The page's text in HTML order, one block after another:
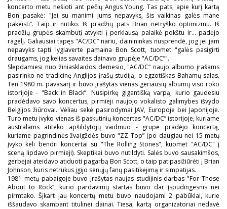
koncerto metu nešioti ant pečių Angus Young. Tas pats, apie kurį kartą
Bon pasakė: "Jei su manimi jums nepavyks, šis vaikinas galės mane
pakeisti”. Taip ir nutiko. Iš pradžių pats Brian netryško optimizmu. Iš
pradžių grupės skambutį atvykti į perklausą palaikė pokštu ir... padėjo
ragelį. Galiausiai tapęs "AC/DC” nariu, dainininkas nusprendė, jog jei jam
nepavyks tapti lygiaverte pamaina Bon Scott, tuomet "galės pasigirti
draugams, jog kelias savaites dainavo grupėje "AC/DC”".
Slėpdamiesi nuo žiniasklaidos dėmesio, "AC/DC” naujo albumo įrašams
pasirinko ne tradicinę Anglijos įrašų studiją, o egzotiškas Bahamų salas.
Ten 1980 m. pavasarį ir buvo įrašytas vienas geriausių albumų viso roko
istorijoje - "Back in Black”. Nusipirkę gigantišką varpą, kurio gaudesiu
pradėdavo savo koncertus, pirmieji naujojo vokalisto galimybes išvydo
Belgijos žiūrovai. Vėliau sekė pasirodymai JAV, Europoje bei Japonijoje.
Turo metu įvyko vienas iš paskutinių koncertas "AC/DC” istorijoje, kuriame
australams atiteko apšildytojų vaidmuo - grupė pradėjo koncertą,
kuriame pagrindinės žvaigždės buvo "ZZ Top” (po daugiau nei 15 metų
įvyko keli bendri koncertai su "The Rolling Stones", kuomet "AC/DC" į
sceną lipdavo pirmieji). Skeptikai buvo nutildyti. Salės buvo sausakimšos,
gerbėjai ateidavo atiduoti pagarbą Bon Scott, o taip pat pasižiūrėti į Brian
Johnson, kuris netrukus įgijo senųjų fanų pasitikėjimą ir simpatijas.
1981 metų pabaigoje buvo įrašytas naujas studijinis darbas "For Those
About to Rock”, kurio pardavimų startas buvo dar įspūdingesnis nei
pirmtako. Šįkart jau koncertų metu buvo naudojami 2 pabūklai, kurie
iššaudavo skambant titulinei dainai. Tiesa, kartą organizatoriai nedavė